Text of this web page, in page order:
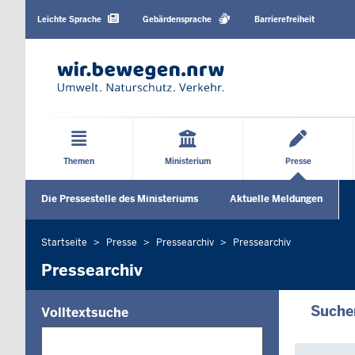
Sprachen
Leichte Sprache Gebärdensprache Barrierefreiheit
Hauptmenü
Themen Ministerium Presse
Die Pressestelle des Ministeriums Aktuelle Meldungen
Sie
befinden
hier
Startseite Presse Pressearchiv Pressearchiv
Pressearchiv
Volltextsuche